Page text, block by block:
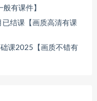
有课件】
结课【画质高清有课
课2025【画质不错有